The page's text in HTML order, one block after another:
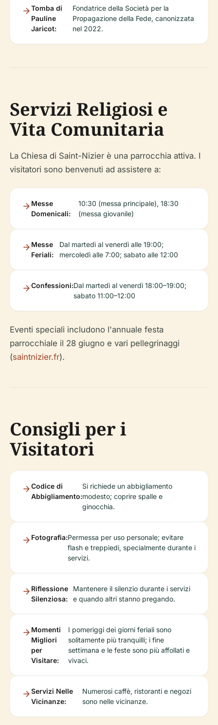
Tomba di
Pauline
Jaricot:
Fondatrice della Società per la
Propagazione della Fede, canonizzata
nel 2022.
Servizi Religiosi e
Vita Comunitaria
La Chiesa di Saint-Nizier è una parrocchia attiva. I
visitatori sono benvenuti ad assistere a:
Messe
Domenicali:
10:30 (messa principale), 18:30
(messa giovanile)
Messe
Feriali:
Dal martedì al venerdì alle 19:00;
mercoledì alle 7:00; sabato alle 12:00
Confessioni:Dal martedì al venerdì 18:00–19:00;
sabato 11:00–12:00
Eventi speciali includono l'annuale festa
parrocchiale il 28 giugno e vari pellegrinaggi
(saintnizier.fr).
Consigli per i
Visitatori
Codice di
Abbigliamento:
Si richiede un abbigliamento
modesto; coprire spalle e
ginocchia.
Fotografia:Permessa per uso personale; evitare
flash e treppiedi, specialmente durante i
servizi.
Riflessione
Silenziosa:
Mantenere il silenzio durante i servizi
e quando altri stanno pregando.
Momenti
Migliori
per
Visitare:
I pomeriggi dei giorni feriali sono
solitamente più tranquilli; i fine
settimana e le feste sono più affollati e
vivaci.
Servizi Nelle
Vicinanze:
Numerosi caffè, ristoranti e negozi
sono nelle vicinanze.